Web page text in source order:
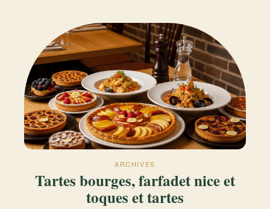
ARCHIVES
Tartes bourges, farfadet nice et
toques et tartes